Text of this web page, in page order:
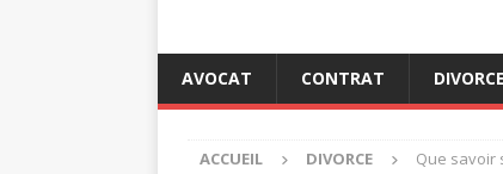
AVOCAT CONTRAT DIVORCE
ACCUEIL DIVORCE Que savoir